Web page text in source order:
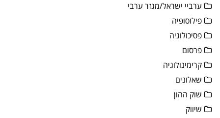
ערביי ישראל/מגזר ערבי
פילוסופיה
פסיכולוגיה
פרסום
קרימינולוגיה
שאלונים
שוק ההון
שיווק